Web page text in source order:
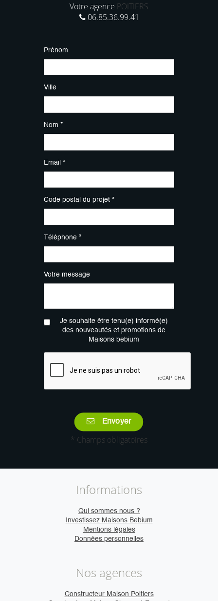
Votre agence POITIERS
06.85.36.99.41
Prénom
Ville
Nom *
Email *
Code postal du projet *
Téléphone *
Votre message
Je souhaite être tenu(e) informé(e)
des nouveautés et promotions de
Maisons bebium
Envoyer
* Champs obligatoires
Informations
Qui sommes nous ?
Investissez Maisons Bebium
Mentions légales
Données personnelles
Nos agences
Constructeur Maison Poitiers